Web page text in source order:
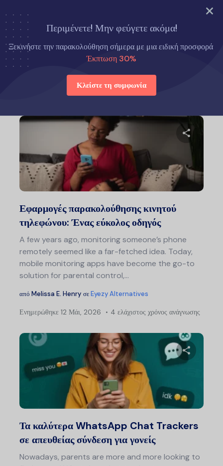
ΔΟΚΙΜΑΣΤΕ ΤΩΡΑ
Περιμένετε! Μην φεύγετε ακόμα!
Ξεκινήστε την παρακολούθηση σήμερα με μια ειδική προσφορά
Έκπτωση 30%
Κλείστε τη συμφωνία
Αρχική σελίδα Eyezy Εναλλακτικές λύσεις
Eyezy Εναλλακτικές λύσεις
Εφαρμογές παρακολούθησης κινητού
τηλεφώνου: Ένας εύκολος οδηγός
A few years ago, monitoring someone’s phone
remotely seemed like a far-fetched idea. Today,
mobile monitoring apps have become the go-to
solution for parental control,…
από Melissa E. Henry σεEyezy Alternatives
Ενημερώθηκε 12 Μάι, 2026 4 ελάχιστος χρόνος ανάγνωσης
Τα καλύτερα WhatsApp Chat Trackers
σε απευθείας σύνδεση για γονείς
Nowadays, parents are more and more looking to